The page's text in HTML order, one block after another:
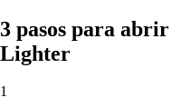
3 pasos para
Lighter
1